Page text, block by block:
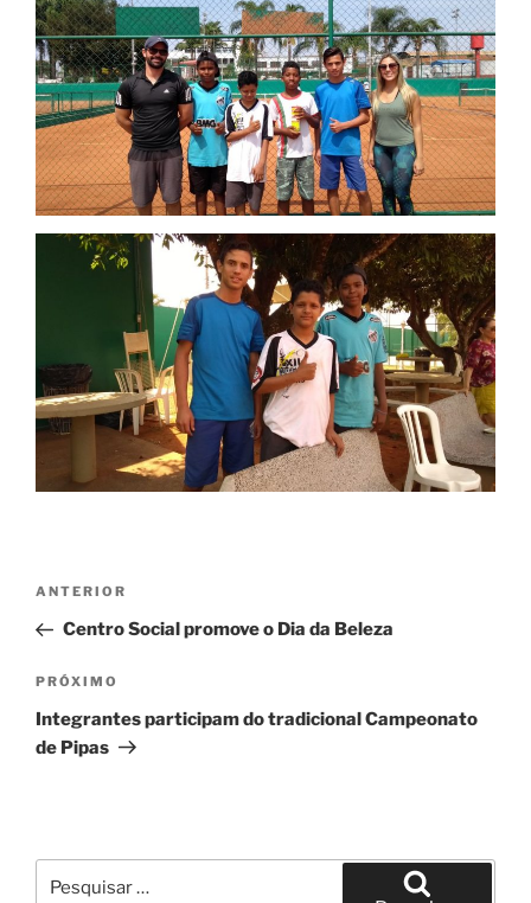
Navegação
Post
Post
anterior
ANTERIOR
Centro Social promove o Dia da Beleza
Próximo
post
PRÓXIMO
Integrantes participam do tradicional Campeonato
de Pipas